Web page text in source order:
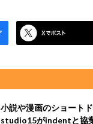
小説や漫画のショート
studio15がindentと協